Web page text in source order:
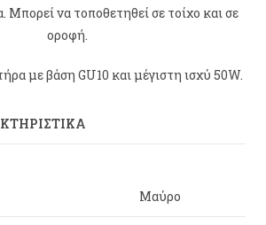
να τοποθετηθεί σε τοίχο και σε
οροφή.
με βάση GU10 και μέγιστη ισχύ 50W.
Μαύρο